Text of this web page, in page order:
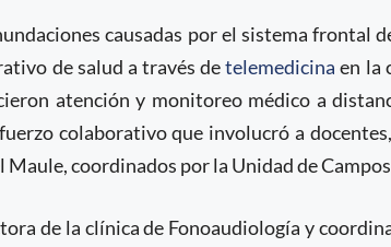
causadas por el sistema frontal
de salud a través detelemedicina en la
atención y monitoreo médico a
colaborativo que involucró a
Maule, coordinados por la Unidad de
de la clínica de Fonoaudiología y